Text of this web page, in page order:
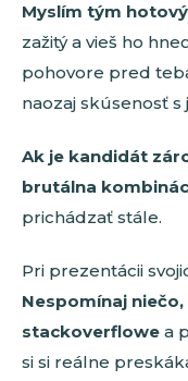
Myslím tým
zažitý a vieš ho
pohovore pred
naozaj skúsenosť s
Ak je kandidát
brutálna
prichádzať stále.
Pri prezentácii
Nespomínaj
stackoverflowe a
si si reálne